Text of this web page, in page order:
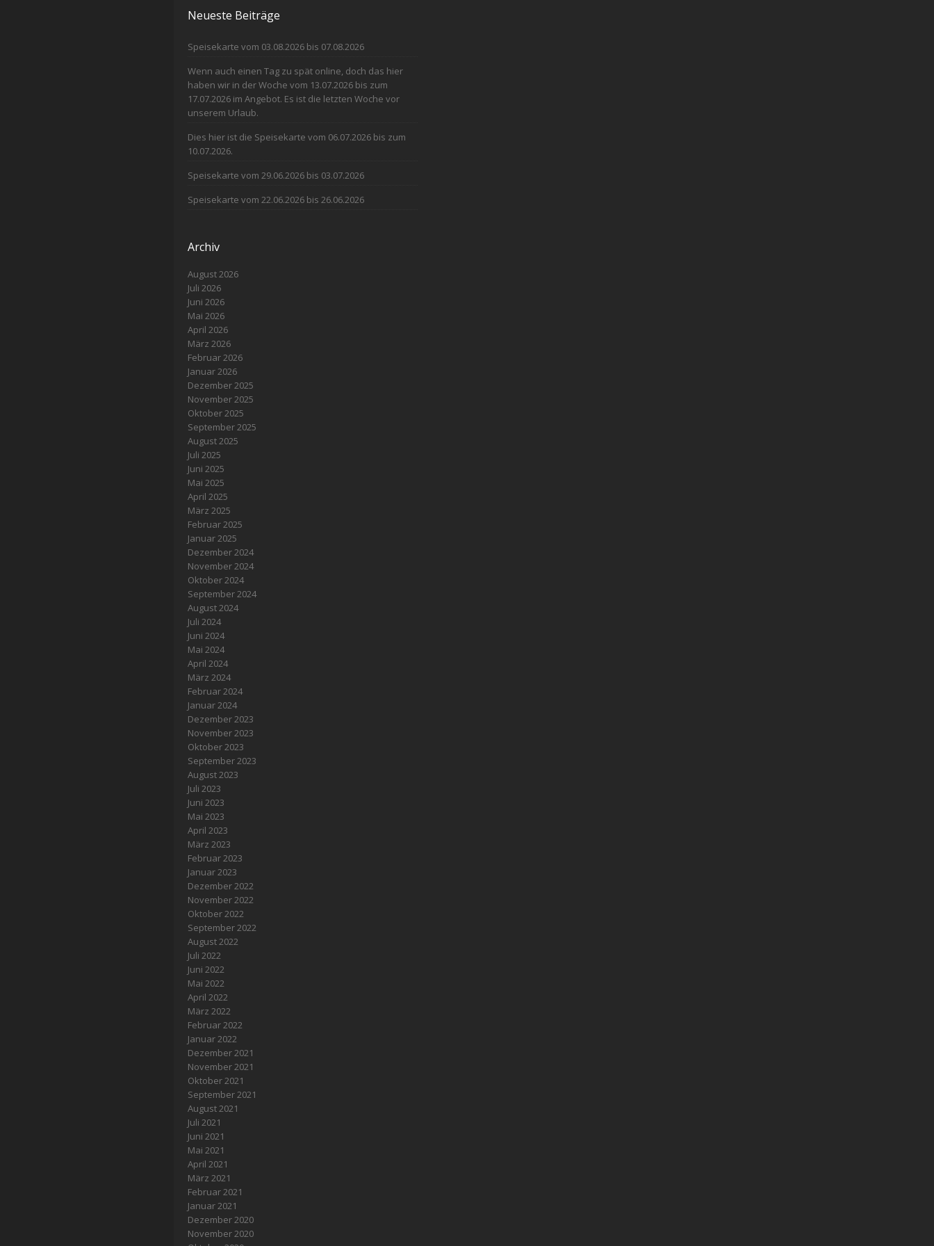
Neueste Beiträge
Speisekarte vom 03.08.2026 bis 07.08.2026
Wenn auch einen Tag zu spät online, doch das hier
haben wir in der Woche vom 13.07.2026 bis zum
17.07.2026 im Angebot. Es ist die letzten Woche vor
unserem Urlaub.
Dies hier ist die Speisekarte vom 06.07.2026 bis zum
10.07.2026.
Speisekarte vom 29.06.2026 bis 03.07.2026
Speisekarte vom 22.06.2026 bis 26.06.2026
Archiv
August 2026
Juli 2026
Juni 2026
Mai 2026
April 2026
März 2026
Februar 2026
Januar 2026
Dezember 2025
November 2025
Oktober 2025
September 2025
August 2025
Juli 2025
Juni 2025
Mai 2025
April 2025
März 2025
Februar 2025
Januar 2025
Dezember 2024
November 2024
Oktober 2024
September 2024
August 2024
Juli 2024
Juni 2024
Mai 2024
April 2024
März 2024
Februar 2024
Januar 2024
Dezember 2023
November 2023
Oktober 2023
September 2023
August 2023
Juli 2023
Juni 2023
Mai 2023
April 2023
März 2023
Februar 2023
Januar 2023
Dezember 2022
November 2022
Oktober 2022
September 2022
August 2022
Juli 2022
Juni 2022
Mai 2022
April 2022
März 2022
Februar 2022
Januar 2022
Dezember 2021
November 2021
Oktober 2021
September 2021
August 2021
Juli 2021
Juni 2021
Mai 2021
April 2021
März 2021
Februar 2021
Januar 2021
Dezember 2020
November 2020